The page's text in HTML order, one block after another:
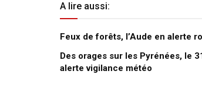
A lire aussi:
Feux de forêts, l’Aude en alerte
Des orages sur les Pyrénées, le
alerte vigilance météo